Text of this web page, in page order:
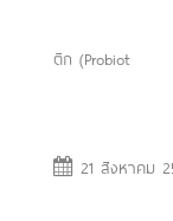
ติก (Probiot
21 สิงหาคม